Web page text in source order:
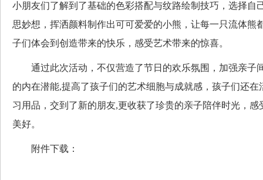
小朋友们了解到了基础的色彩搭配与纹路绘制技巧，选择自
思妙想，挥洒颜料制作出可可爱爱的小熊，让每一只流体熊
子们体会到创造带来的快乐，感受艺术带来的惊喜。
通过此次活动，不仅营造了节日的欢乐氛围，加强亲子
的内在潜能,提高了孩子们的艺术细胞与成就感，孩子们还
习用品，交到了新的朋友,更收获了珍贵的亲子陪伴时光，
美好。
附件下载：